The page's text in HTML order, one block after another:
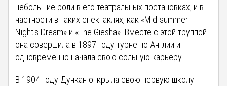
небольшие роли в его театральных постановках, и в
частности в таких спектаклях, как «Mid-summer
Night's Dream» и «The Giesha». Вместе с этой труппой
она совершила в 1897 году турне по Англии и
одновременно начала свою сольную карьеру.
В 1904 году Дункан открыла свою первую школу